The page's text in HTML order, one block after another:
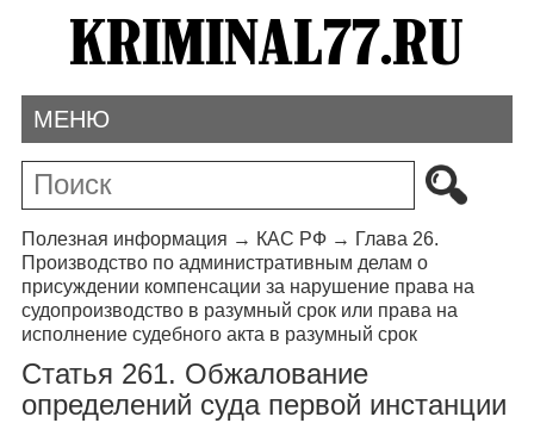
МЕНЮ
Полезная информация → КАС РФ→ Глава 26.
Производство по административным делам о
присуждении компенсации за нарушение права на
судопроизводство в разумный срок или права на
исполнение судебного акта в разумный срок
Статья 261. Обжалование
определений суда первой инстанции